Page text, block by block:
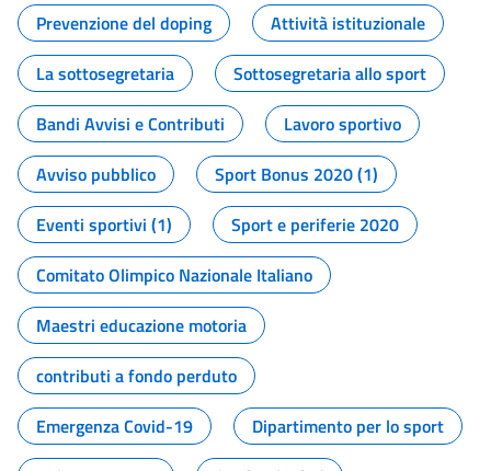
Prevenzione del doping
Attività istituzionale
La sottosegretaria
Sottosegretaria allo sport
Bandi Avvisi e Contributi
Lavoro sportivo
Avviso pubblico
Sport Bonus 2020 (1)
Eventi sportivi (1)
Sport e periferie 2020
Comitato Olimpico Nazionale Italiano
Maestri educazione motoria
contributi a fondo perduto
Emergenza Covid-19
Dipartimento per lo sport